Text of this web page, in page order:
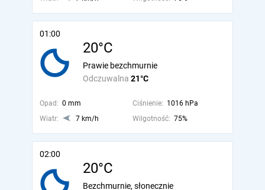
01:00
20°C
Odczuwalna 21°C
Prawie bezchmurnie
Opad: 0 mm Ciśnienie: 1016 hPa
Wiatr:
7 km/h Wilgotność: 75%
02:00
20°C
Bezchmurnie, słonecznie